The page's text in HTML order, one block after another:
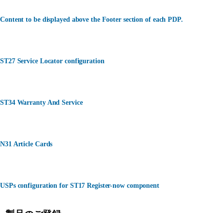
Content to be displayed above the Footer section of each PDP.
ST27 Service Locator configuration
ST34 Warranty And Service
N31 Article Cards
USPs configuration for ST17 Register-now component